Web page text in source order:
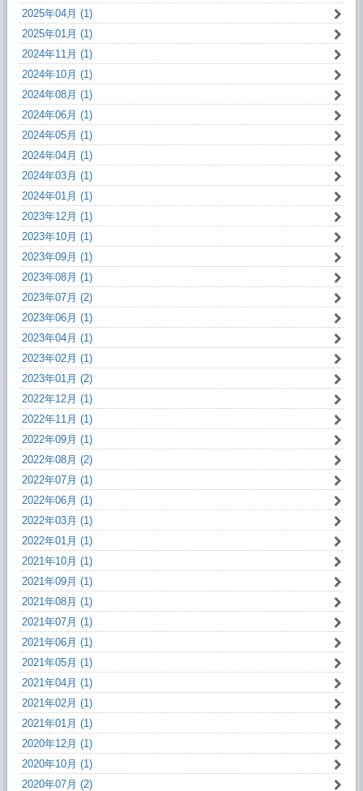
2025年04月 (1)
2025年01月 (1)
2024年11月 (1)
2024年10月 (1)
2024年08月 (1)
2024年06月 (1)
2024年05月 (1)
2024年04月 (1)
2024年03月 (1)
2024年01月 (1)
2023年12月 (1)
2023年10月 (1)
2023年09月 (1)
2023年08月 (1)
2023年07月 (2)
2023年06月 (1)
2023年04月 (1)
2023年02月 (1)
2023年01月 (2)
2022年12月 (1)
2022年11月 (1)
2022年09月 (1)
2022年08月 (2)
2022年07月 (1)
2022年06月 (1)
2022年03月 (1)
2022年01月 (1)
2021年10月 (1)
2021年09月 (1)
2021年08月 (1)
2021年07月 (1)
2021年06月 (1)
2021年05月 (1)
2021年04月 (1)
2021年02月 (1)
2021年01月 (1)
2020年12月 (1)
2020年10月 (1)
2020年07月 (2)